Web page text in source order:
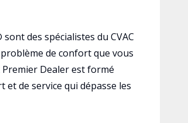
des spécialistes du CVAC
de confort que vous
Dealer est formé
de service qui dépasse les